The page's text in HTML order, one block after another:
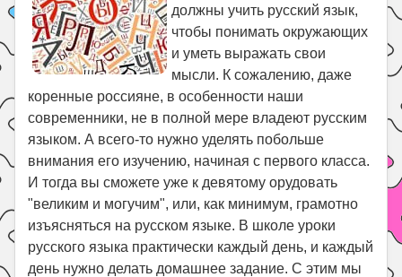
ГДЗ
Праздники
Психология
Летом!
Поиск
должны учить русский язык,
чтобы понимать окружающих
и уметь выражать свои
мысли. К сожалению, даже
коренные россияне, в особенности наши
современники, не в полной мере владеют русским
языком. А всего-то нужно уделять побольше
внимания его изучению, начиная с первого класса.
И тогда вы сможете уже к девятому орудовать
"великим и могучим", или, как минимум, грамотно
изъясняться на русском языке. В школе уроки
русского языка практически каждый день, и каждый
день нужно делать домашнее задание. С этим мы